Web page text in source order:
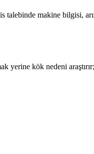
talebinde makine bilgisi,
yerine kök nedeni